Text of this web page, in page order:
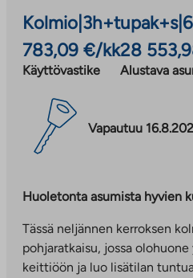
Kolmio 3h+tupak+s|
783,09 €/kk
Käyttövastike
28
Alustava
Vapautuu
Huoletonta asumista hyvien
Tässä neljännen kerroksen
pohjaratkaisu, jossa
keittiöön ja luo lisätilan